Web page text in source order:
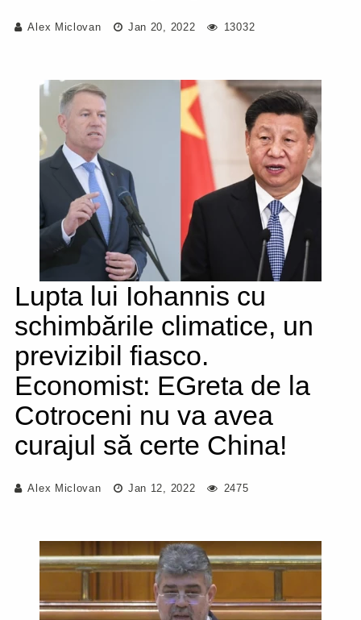
Alex Miclovan Jan 20, 2022 13032
Lupta lui Iohannis cu
schimbările climatice, un
previzibil fiasco.
Economist: EGreta de la
Cotroceni nu va avea
curajul să certe China!
Alex Miclovan Jan 12, 2022 2475